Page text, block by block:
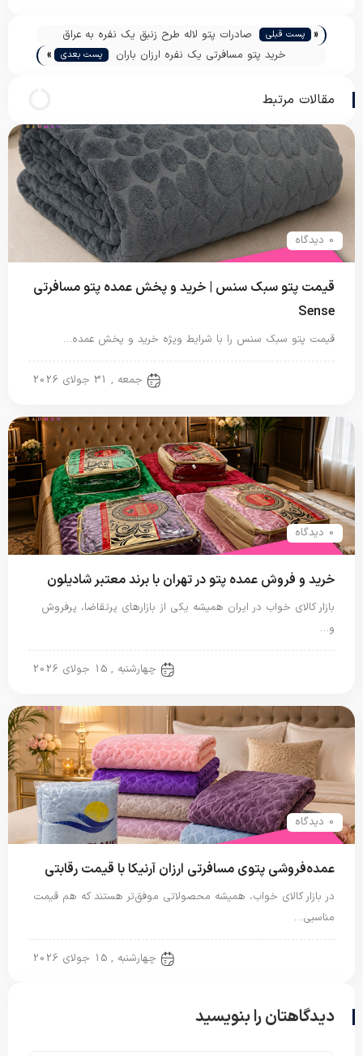
« پست قبلی
صادرات پتو لاله طرح زنبق یک نفره به عراق
خرید پتو مسافرتی یک نفره ارزان باران
پست بعدی »
مقالات مرتبط
0 دیدگاه
قیمت پتو سبک سنس | خرید و پخش عمده پتو مسافرتی
Sense
قیمت پتو سبک سنس را با شرایط ویژه خرید و پخش عمده…
جمعه , 31 جولای 2026
0 دیدگاه
خرید و فروش عمده پتو در تهران با برند معتبر شادیلون
بازار کالای خواب در ایران همیشه یکی از بازارهای پرتقاضا، پرفروش
و…
چهارشنبه , 15 جولای 2026
0 دیدگاه
عمده‌فروشی پتوی مسافرتی ارزان آرنیکا با قیمت رقابتی
در بازار کالای خواب، همیشه محصولاتی موفق‌تر هستند که هم قیمت
مناسبی…
چهارشنبه , 15 جولای 2026
دیدگاهتان را بنویسید